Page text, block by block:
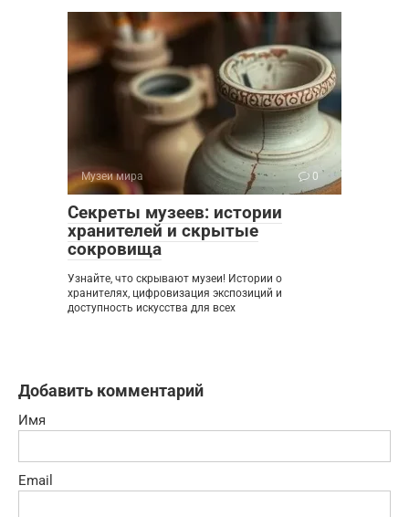
Музеи мира 0
Секреты музеев: истории
хранителей и скрытые
сокровища
Узнайте, что скрывают музеи! Истории о
хранителях, цифровизация экспозиций и
доступность искусства для всех
Добавить комментарий
Имя
Email